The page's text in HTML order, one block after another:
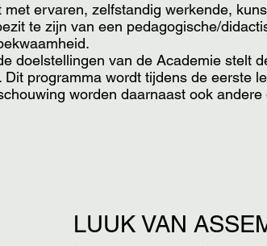
met ervaren, zelfstandig werkende,
te zijn van een pedagogische/
doelstellingen van de Academie stelt
Dit programma wordt tijdens de eerste
worden daarnaast ook
LUUK VAN